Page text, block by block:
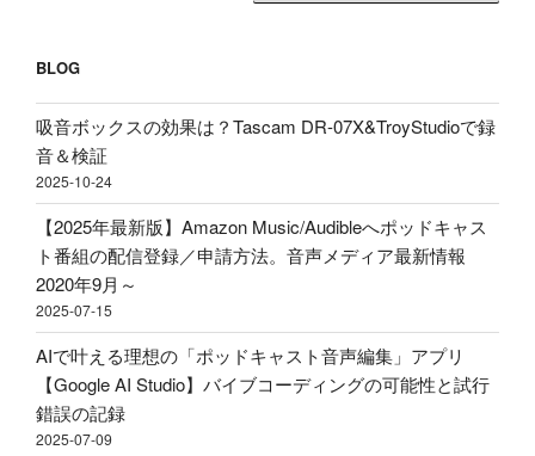
き」
理
由、
BGM
音
量
ど
の
く
ら
い
に
す
べ
こ
し
＆
分
析
テ
ス
ト！
音
声
収
録
&
ポ
2600
円
で
ロ
ー
プ
ロ
フ
ァ
イ
ル！？
配
信・
ポ
BLOG
吸音ボックスの効果は？Tascam DR-07X&TroyStudioで録
音＆検証
2025-10-24
【2025年最新版】Amazon Music/Audibleへポッドキャス
ト番組の配信登録／申請方法。音声メディア最新情報
2020年9月～
2025-07-15
AIで叶える理想の「ポッドキャスト音声編集」アプリ
【Google AI Studio】バイブコーディングの可能性と試行
錯誤の記録
2025-07-09